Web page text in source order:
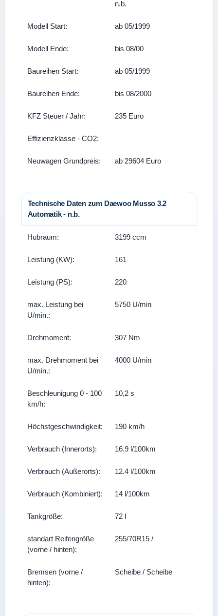
n.b.
Modell Start: ab 05/1999
Modell Ende: bis 08/00
Baureihen Start: ab 05/1999
Baureihen Ende: bis 08/2000
KFZ Steuer / Jahr: 235 Euro
Effizienzklasse - CO2:
Neuwagen Grundpreis: ab 29604 Euro
Technische Daten zum Daewoo Musso 3.2
Automatik - n.b.
Hubraum: 3199 ccm
Leistung (KW): 161
Leistung (PS): 220
max. Leistung bei
U/min.:
5750 U/min
Drehmoment: 307 Nm
max. Drehmoment bei
U/min.:
4000 U/min
Beschleunigung 0 - 100
km/h:
10,2 s
Höchstgeschwindigkeit: 190 km/h
Verbrauch (Innerorts): 16.9 l/100km
Verbrauch (Außerorts): 12.4 l/100km
Verbrauch (Kombiniert): 14 l/100km
Tankgröße: 72 l
standart Reifengröße
(vorne / hinten):
255/70R15 /
Bremsen (vorne /
hinten):
Scheibe / Scheibe